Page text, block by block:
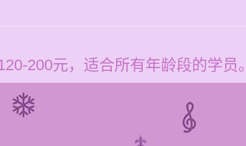
200元，适合所有年龄段的学员。